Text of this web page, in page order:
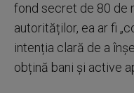
fond secret de 80 de
autorităților, ea ar fi
intenția clară de a
obțină bani și active